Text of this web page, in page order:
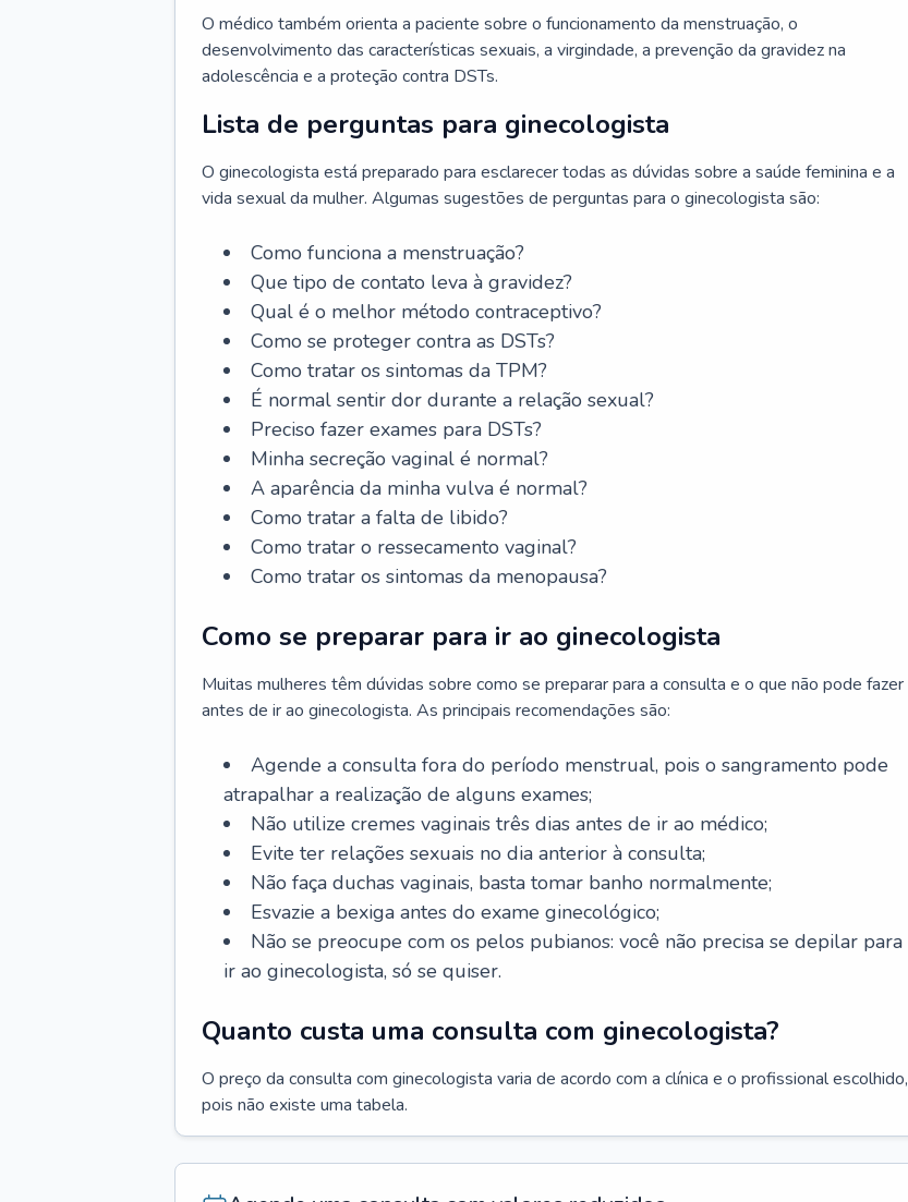
O médico também orienta a paciente sobre o funcionamento da menstruação, o
desenvolvimento das características sexuais, a virgindade, a prevenção da gravidez na
adolescência e a proteção contra DSTs.
Lista de perguntas para ginecologista
O ginecologista está preparado para esclarecer todas as dúvidas sobre a saúde feminina e a
vida sexual da mulher. Algumas sugestões de perguntas para o ginecologista são:
Como funciona a menstruação?
Que tipo de contato leva à gravidez?
Qual é o melhor método contraceptivo?
Como se proteger contra as DSTs?
Como tratar os sintomas da TPM?
É normal sentir dor durante a relação sexual?
Preciso fazer exames para DSTs?
Minha secreção vaginal é normal?
A aparência da minha vulva é normal?
Como tratar a falta de libido?
Como tratar o ressecamento vaginal?
Como tratar os sintomas da menopausa?
Como se preparar para ir ao ginecologista
Muitas mulheres têm dúvidas sobre como se preparar para a consulta e o que não pode fazer
antes de ir ao ginecologista. As principais recomendações são:
Agende a consulta fora do período menstrual, pois o sangramento pode
atrapalhar a realização de alguns exames;
Não utilize cremes vaginais três dias antes de ir ao médico;
Evite ter relações sexuais no dia anterior à consulta;
Não faça duchas vaginais, basta tomar banho normalmente;
Esvazie a bexiga antes do exame ginecológico;
Não se preocupe com os pelos pubianos: você não precisa se depilar para
ir ao ginecologista, só se quiser.
Quanto custa uma consulta com ginecologista?
O preço da consulta com ginecologista varia de acordo com a clínica e o profissional escolhido,
pois não existe uma tabela.